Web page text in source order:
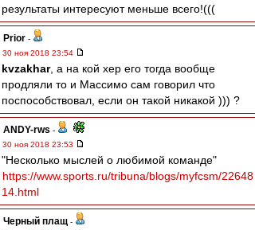
результаты интересуют меньше всего!(((
Prior -
30 ноя 2018 23:54
kvzakhar, а на кой хер его тогда вообще
продляли то и Массимо сам говорил что
поспособствовал, если он такой никакой ))) ?
ANDY-rws -
30 ноя 2018 23:53
"Несколько мыслей о любимой команде"
https://www.sports.ru/tribuna/blogs/myfcsm/22648
14.html
Черный плащ -